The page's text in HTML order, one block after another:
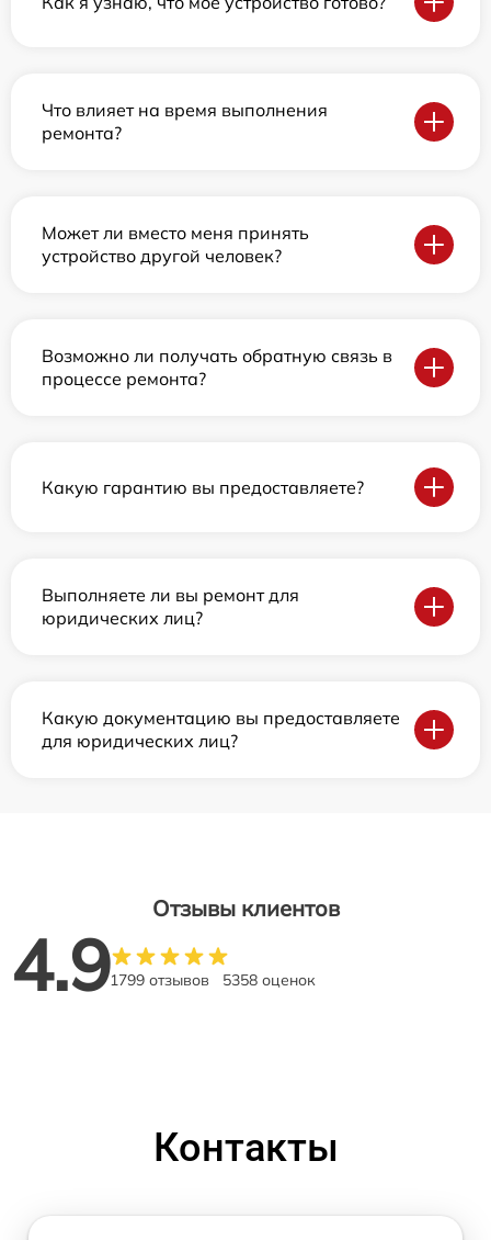
Что влияет на время выполнения
ремонта?
Может ли вместо меня принять
устройство другой человек?
Возможно ли получать обратную связь в
процессе ремонта?
Какую гарантию вы предоставляете?
Выполняете ли вы ремонт для
юридических лиц?
Какую документацию вы предоставляете
для юридических лиц?
Отзывы клиентов
4.91799 отзывов 5358 оценок
Контакты